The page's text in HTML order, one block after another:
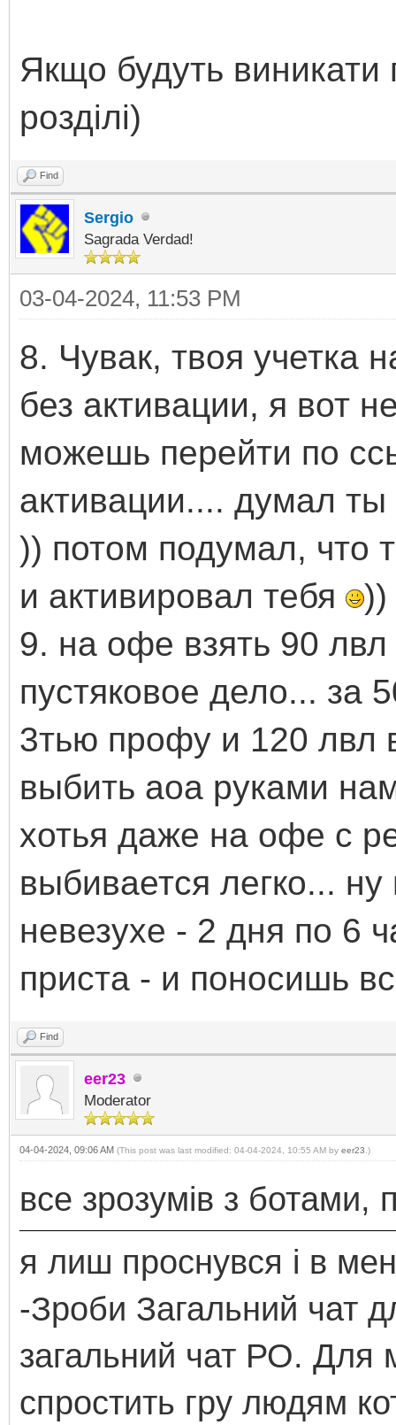
Якщо будуть виникати
розділі)
Find
Sergio
Sagrada Verdad!
03-04-2024, 11:53 PM
8. Чувак, твоя учетка
без активации, я вот
можешь перейти по
активации.... думал
)) потом подумал, что
и активировал тебя
))
9. на офе взять 90
пустяковое дело... за
3тью профу и 120 лвл
выбить аоа руками
хотья даже на офе с
выбивается легко...
невезухе - 2 дня по 6
приста - и поносишь
Find
eer23
Moderator
04-04-2024, 09:06 AM (This post was last modified: 04-04-2024, 10:55 AM by eer23 .)
все зрозумів з ботами,
я лиш проснувся і в
-Зроби Загальний чат
загальний чат РО. Для
спростить гру людям